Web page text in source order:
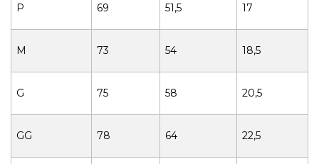
P 69 51,5 17
M 73 54 18,5
G 75 58 20,5
GG 78 64 22,5